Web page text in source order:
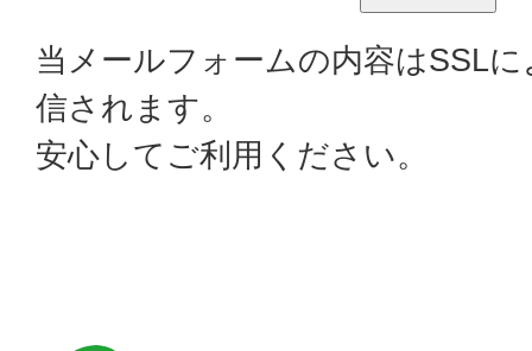
当メールフォームの内容はSSL
信されます。
安心してご利用ください。